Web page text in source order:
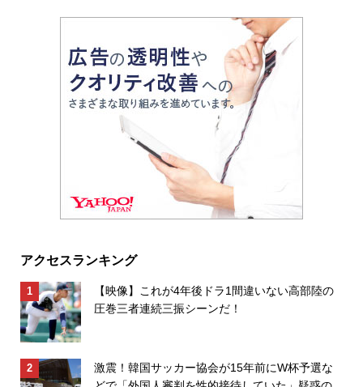
アクセスランキング
【映像】これが4年後ドラ1間違いない高部陸の
圧巻三者連続三振シーンだ！
激震！韓国サッカー協会が15年前にW杯予選な